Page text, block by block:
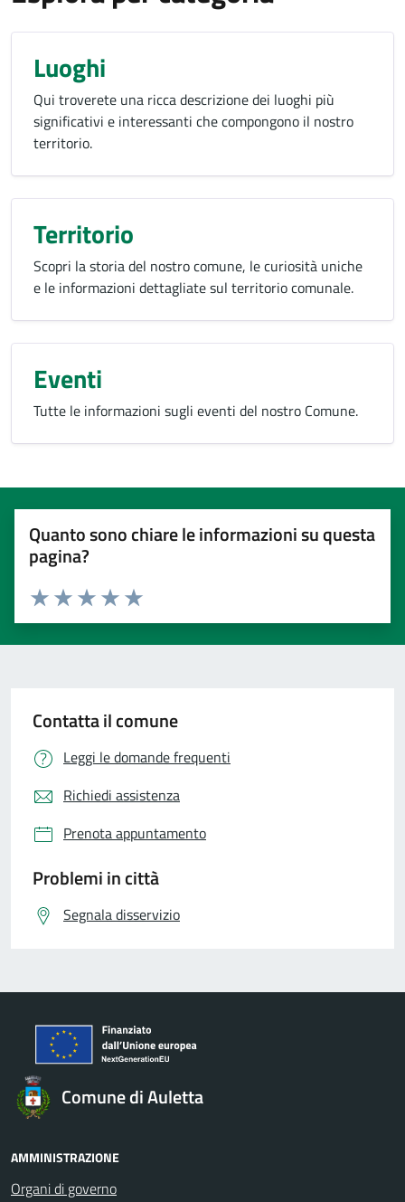
Luoghi
Qui troverete una ricca descrizione dei luoghi più
significativi e interessanti che compongono il nostro
territorio.
Territorio
Scopri la storia del nostro comune, le curiosità uniche
e le informazioni dettagliate sul territorio comunale.
Eventi
Tutte le informazioni sugli eventi del nostro Comune.
Quanto sono chiare le informazioni su questa
pagina?
Valuta 5 stelle su 5
Valuta 4 stelle su 5
Valuta 3 stelle su 5
Valuta 2 stelle su 5
Valuta 1 stelle su 5
Contatta il comune
Leggi le domande frequenti
Richiedi assistenza
Prenota appuntamento
Problemi in città
Segnala disservizio
Comune di Auletta
AMMINISTRAZIONE
Organi di governo